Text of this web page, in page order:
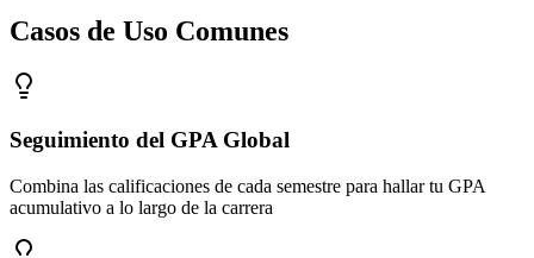
Casos de Uso Comunes
Seguimiento del GPA Global
Combina las calificaciones de cada semestre para hallar tu GPA
acumulativo a lo largo de la carrera